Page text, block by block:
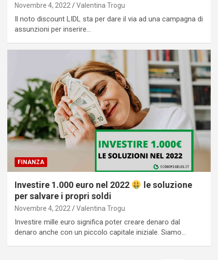
Novembre 4, 2022 Valentina Trogu
Il noto discount LIDL sta per dare il via ad una campagna di
assunzioni per inserire…
FINANZA
Investire 1.000 euro nel 2022
le soluzione
per salvare i propri soldi
Novembre 4, 2022 Valentina Trogu
Investire mille euro significa poter creare denaro dal
denaro anche con un piccolo capitale iniziale. Siamo…